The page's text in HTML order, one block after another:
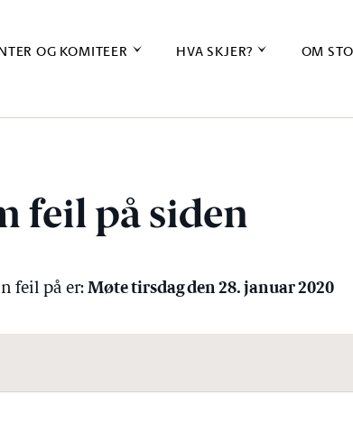
OG KOMITEER HVA SKJER? OM
feil på siden
feil på er:Møte tirsdag den 28. januar 2020